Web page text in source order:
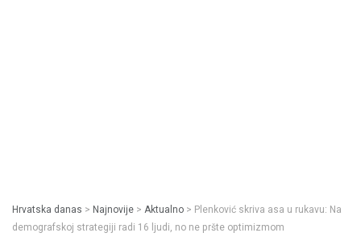
Hrvatska danas > Najnovije > Aktualno > Plenković skriva asa u rukavu: Na
demografskoj strategiji radi 16 ljudi, no ne pršte optimizmom